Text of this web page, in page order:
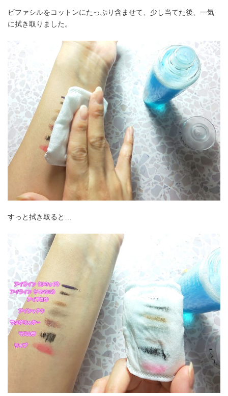
ビファシルをコットンにたっぷり含ませて、少し当てた後、一気
に拭き取りました。
すっと拭き取ると…